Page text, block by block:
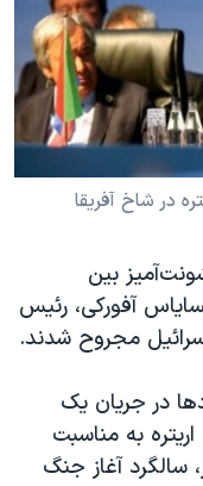
در شاخ آفریقا
بین
آفورکی، رئیس
مجروح شدند.
در جریان یک
به مناسبت
سالگرد آغاز جنگ